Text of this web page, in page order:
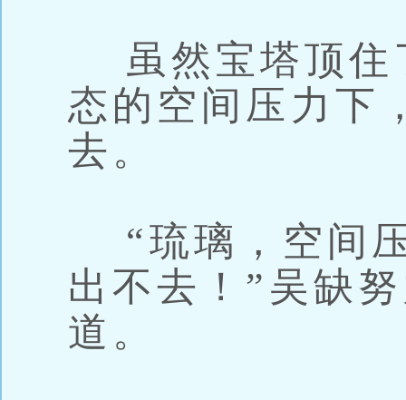
虽然宝塔顶住
态的空间压力下
去。
“琉璃，空间
出不去！”吴缺
道。